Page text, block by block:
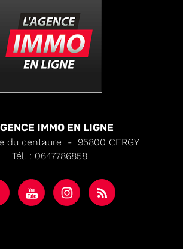
IMMO EN LIGNE
du centaure - 95800 CERGY
Tél. : 0647786858